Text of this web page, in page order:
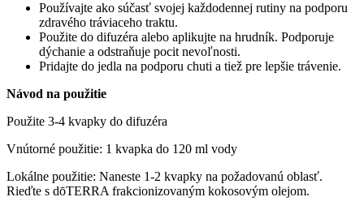
Používajte ako súčasť svojej každodennej rutiny na podporu
zdravého tráviaceho traktu.
Použite do difuzéra alebo aplikujte na hrudník. Podporuje
dýchanie a odstraňuje pocit nevoľnosti.
Pridajte do jedla na podporu chuti a tiež pre lepšie trávenie.
Návod na použitie
Použite 3-4 kvapky do difuzéra
Vnútorné použitie: 1 kvapka do 120 ml vody
Lokálne použitie: Naneste 1-2 kvapky na požadovanú oblasť.
Rieďte s dōTERRA frakcionizovaným kokosovým olejom.